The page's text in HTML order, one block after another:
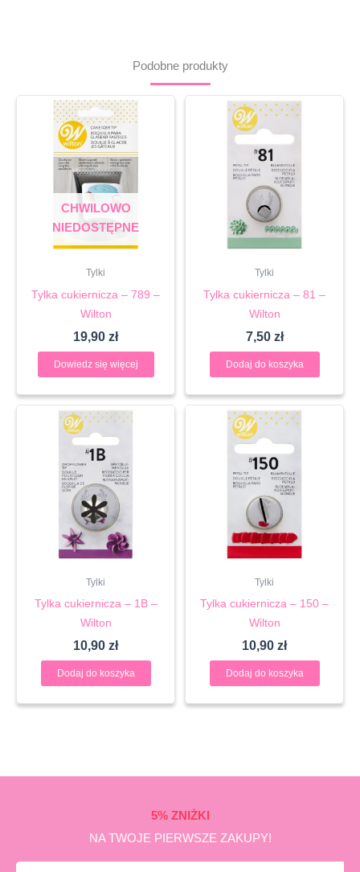
Podobne produkty
CHWILOWO
NIEDOSTĘPNE
Tylki
Tylka cukiernicza – 789 –
Wilton
19,90 zł
Dowiedz się więcej
Tylki
Tylka cukiernicza – 81 –
Wilton
7,50 zł
Dodaj do koszyka
Tylki
Tylka cukiernicza – 1B –
Wilton
10,90 zł
Dodaj do koszyka
Tylki
Tylka cukiernicza – 150 –
Wilton
10,90 zł
Dodaj do koszyka
5% ZNIŻKI
NA TWOJE PIERWSZE ZAKUPY!